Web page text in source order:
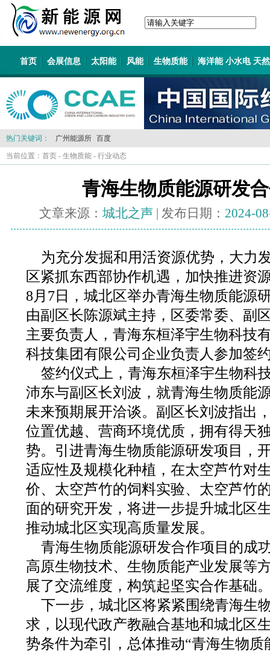
首页 会展信息 太阳能 风能 生物质能 海洋能 小水电 天
热门关键词： 广州能源所 百度
当前位置： 首页 - 生物质能 - 行业动态
青海生物质能源研发
文章来源： 城北之声 | 发布日期： 2024-
为充分发掘和用活资源优势，大力
区紧抓东西部协作机遇，加快推进资
8月7日，城北区举办青海生物质能源
由副区长陈源斌主持，区委常委、副
主要负责人，青海东桓泽宇生物科技
科技集团有限公司企业负责人参加签
签约仪式上，青海东桓泽宇生物科
沛东与副区长刘波，就青海生物质能
未来预期展开洽谈。副区长刘波指出
位置优越、营商环境优质，拥有得天
势。引进青海生物质能源研发项目，
适应性及规模化种植，在太空芦竹对
价、太空芦竹的饲料实验、太空芦竹
面的研究开发，将进一步提升城北区
推动城北区实现高质量发展。
青海生物质能源研发合作项目的成
高原生物技术、生物质能产业发展等
展了交流维度，构筑起坚实合作基础
下一步，城北区将紧紧围绕青海生
求，以现代政产教融合基地和城北区
势条件为牵引，总体推动“青海生物